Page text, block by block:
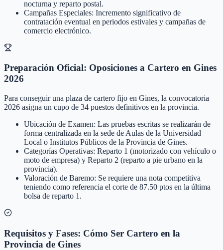
nocturna y reparto postal.
Campañas Especiales: Incremento significativo de
contratación eventual en periodos estivales y campañas de
comercio electrónico.
Preparación Oficial: Oposiciones a Cartero en Gines
2026
Para conseguir una plaza de cartero fijo en Gines, la convocatoria
2026 asigna un cupo de 34 puestos definitivos en la provincia.
Ubicación de Examen: Las pruebas escritas se realizarán de
forma centralizada en la sede de Aulas de la Universidad
Local o Institutos Públicos de la Provincia de Gines.
Categorías Operativas: Reparto 1 (motorizado con vehículo o
moto de empresa) y Reparto 2 (reparto a pie urbano en la
provincia).
Valoración de Baremo: Se requiere una nota competitiva
teniendo como referencia el corte de 87.50 ptos en la última
bolsa de reparto 1.
Requisitos y Fases: Cómo Ser Cartero en la
Provincia de Gines